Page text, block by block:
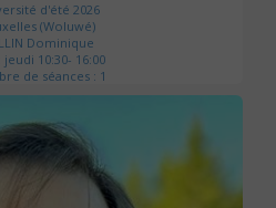
d'été 2026
(Woluwé)
Dominique
jeudi 10:30- 16:00
de séances : 1
40 €